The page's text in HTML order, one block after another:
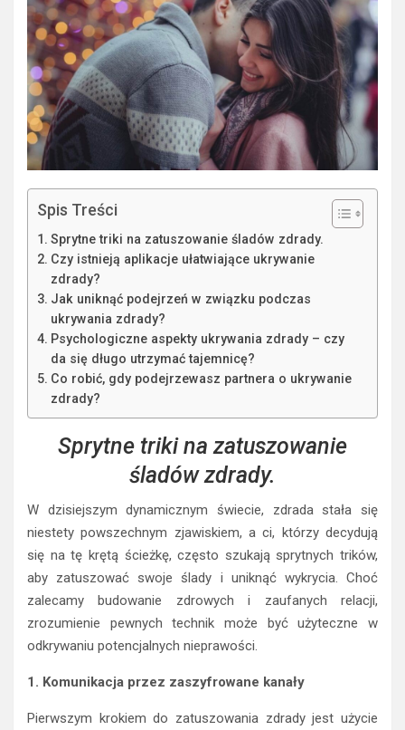
Spis Treści
Sprytne triki na zatuszowanie śladów zdrady.
Czy istnieją aplikacje ułatwiające ukrywanie
zdrady?
Jak uniknąć podejrzeń w związku podczas
ukrywania zdrady?
Psychologiczne aspekty ukrywania zdrady – czy
da się długo utrzymać tajemnicę?
Co robić, gdy podejrzewasz partnera o ukrywanie
zdrady?
Sprytne triki na zatuszowanie
śladów zdrady.
W dzisiejszym dynamicznym świecie, zdrada stała się
niestety powszechnym zjawiskiem, a ci, którzy decydują
się na tę krętą ścieżkę, często szukają sprytnych trików,
aby zatuszować swoje ślady i uniknąć wykrycia. Choć
zalecamy budowanie zdrowych i zaufanych relacji,
zrozumienie pewnych technik może być użyteczne w
odkrywaniu potencjalnych nieprawości.
1. Komunikacja przez zaszyfrowane kanały
Pierwszym krokiem do zatuszowania zdrady jest użycie